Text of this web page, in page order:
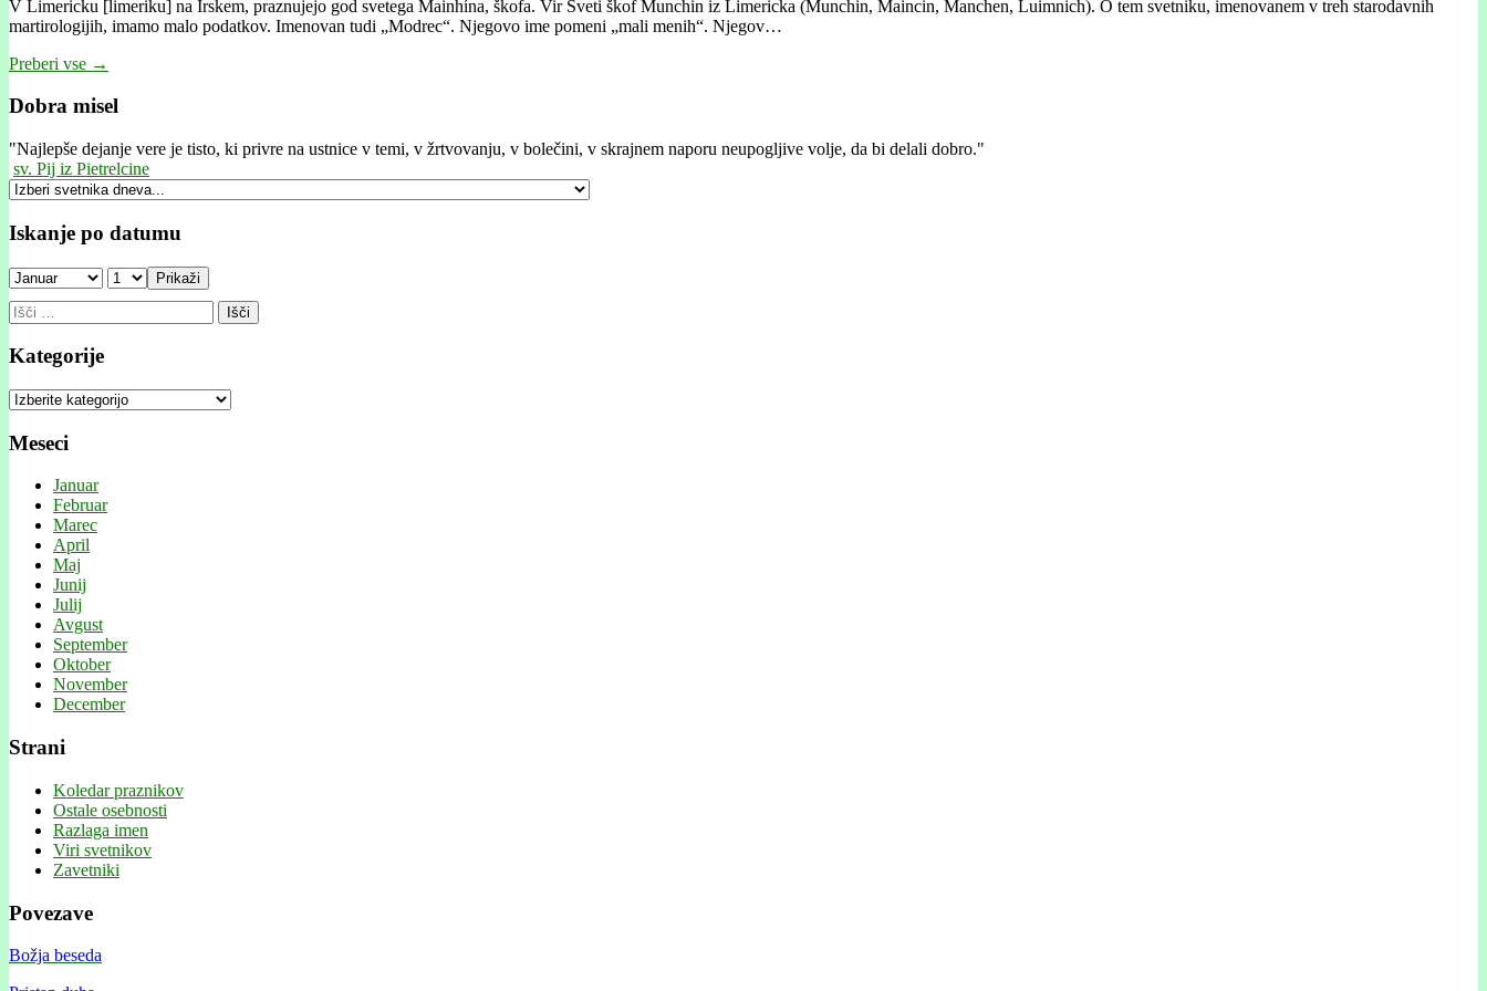
V Limericku [limeriku] na Irskem, praznujejo god svetega Mainhína, škofa. Vir Sveti škof Munchin iz Limericka (Munchin, Maincin, Manchen, Luimnich). O tem svetniku, imenovanem v treh starodavnih
martirologijih, imamo malo podatkov. Imenovan tudi „Modrec“. Njegovo ime pomeni „mali menih“. Njegov…
Preberi vse →
Dobra misel
"Najlepše dejanje vere je tisto, ki privre na ustnice v temi, v žrtvovanju, v bolečini, v skrajnem naporu neupogljive volje, da bi delali dobro."
sv. Pij iz Pietrelcine
Iskanje po datumu
Prikaži
Išči:
Kategorije
Kategorije
Meseci
Januar
Februar
Marec
April
Maj
Junij
Julij
Avgust
September
Oktober
November
December
Strani
Koledar praznikov
Ostale osebnosti
Razlaga imen
Viri svetnikov
Zavetniki
Povezave
Božja beseda